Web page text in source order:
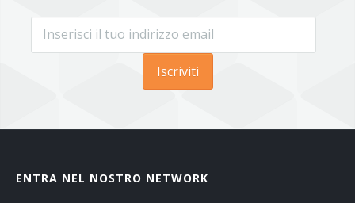
Iscriviti
ENTRA NEL NOSTRO NETWORK